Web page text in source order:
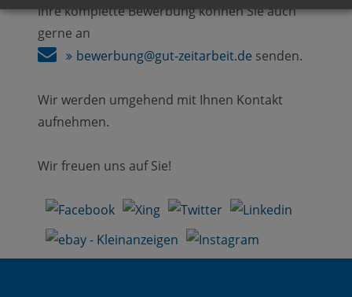
Ihre komplette Bewerbung können Sie auch
gerne an
bewerbung@gut-zeitarbeit.de senden.
Wir werden umgehend mit Ihnen Kontakt
aufnehmen.
Wir freuen uns auf Sie!